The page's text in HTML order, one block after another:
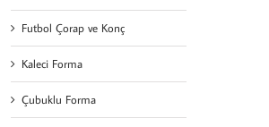
Futbol Çorap ve Konç
Kaleci Forma
Çubuklu Forma